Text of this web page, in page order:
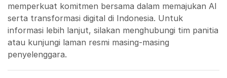
memperkuat komitmen bersama dalam memajukan AI
serta transformasi digital di Indonesia. Untuk
informasi lebih lanjut, silakan menghubungi tim panitia
atau kunjungi laman resmi masing-masing
penyelenggara.